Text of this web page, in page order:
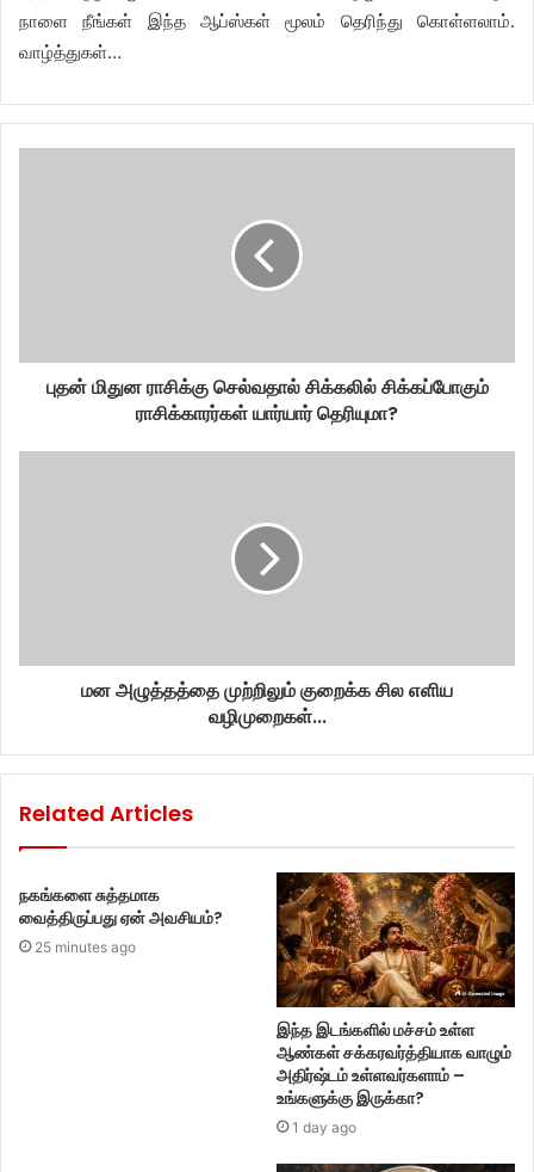
நாளை நீங்கள் இந்த ஆப்ஸ்கள் மூலம் தெரிந்து கொள்ளலாம்.
வாழ்த்துகள்…
புதன் மிதுன ராசிக்கு செல்வதால் சிக்கலில் சிக்கப்போகும்
ராசிக்காரர்கள் யார்யார் தெரியுமா?
மன அழுத்தத்தை முற்றிலும் குறைக்க சில எளிய
வழிமுறைகள்...
Related Articles
நகங்களை சுத்தமாக
வைத்திருப்பது ஏன் அவசியம்?
25 minutes ago
இந்த இடங்களில் மச்சம் உள்ள
ஆண்கள் சக்கரவர்த்தியாக வாழும்
அதிர்ஷ்டம் உள்ளவர்களாம் –
உங்களுக்கு இருக்கா?
1 day ago